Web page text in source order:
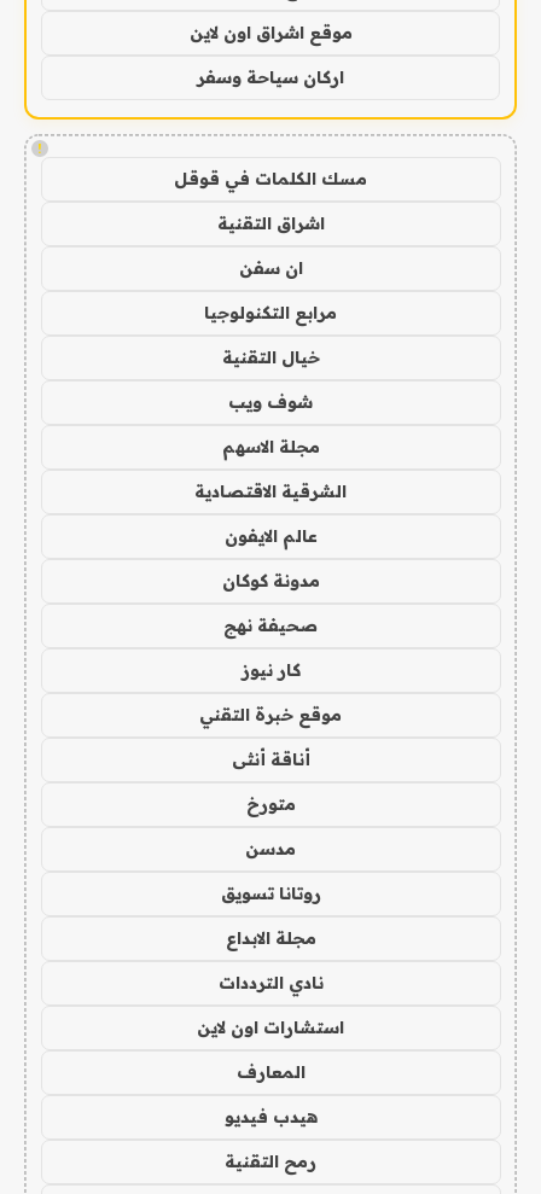
موقع اشراق اون لاين
اركان سياحة وسفر
!
مسك الكلمات في قوقل
اشراق التقنية
ان سفن
مرابع التكنولوجيا
خيال التقنية
شوف ويب
مجلة الاسهم
الشرقية الاقتصادية
عالم الايفون
مدونة كوكان
صحيفة نهج
كار نيوز
موقع خبرة التقني
أناقة أنثى
متورخ
مدسن
روتانا تسويق
مجلة الابداع
نادي الترددات
استشارات اون لاين
المعارف
هيدب فيديو
رمح التقنية